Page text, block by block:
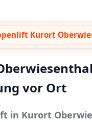
Kurort
vor Ort
in Kurort